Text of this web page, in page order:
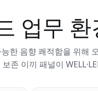
업무
한 음향 쾌적함을 위해
존 이끼 패널이